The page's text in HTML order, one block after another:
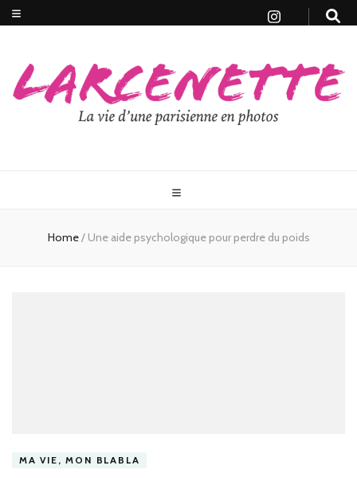
Home/ Une aide psychologique pour perdre du poids
MA VIE, MON BLABLA